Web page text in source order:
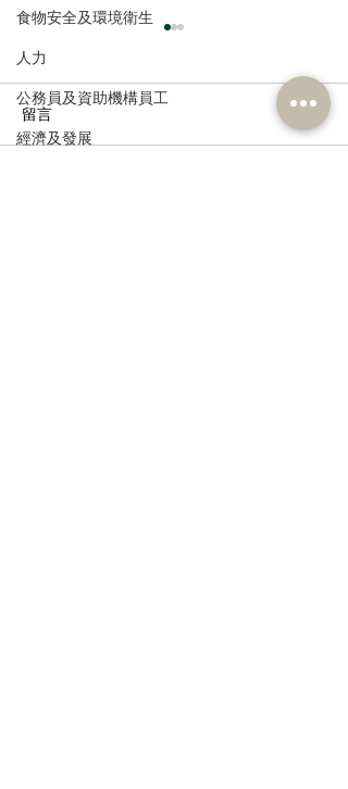
食物安全及環境衛生
人力
公務員及資助機構員工
經濟及發展
留言